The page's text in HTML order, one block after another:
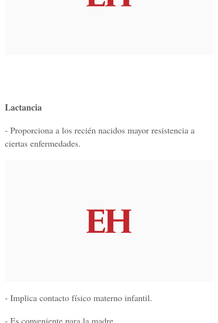
Lactancia
- Proporciona a los recién nacidos mayor resistencia a
ciertas enfermedades.
- Implica contacto físico materno infantil.
- Es conveniente para la madre.